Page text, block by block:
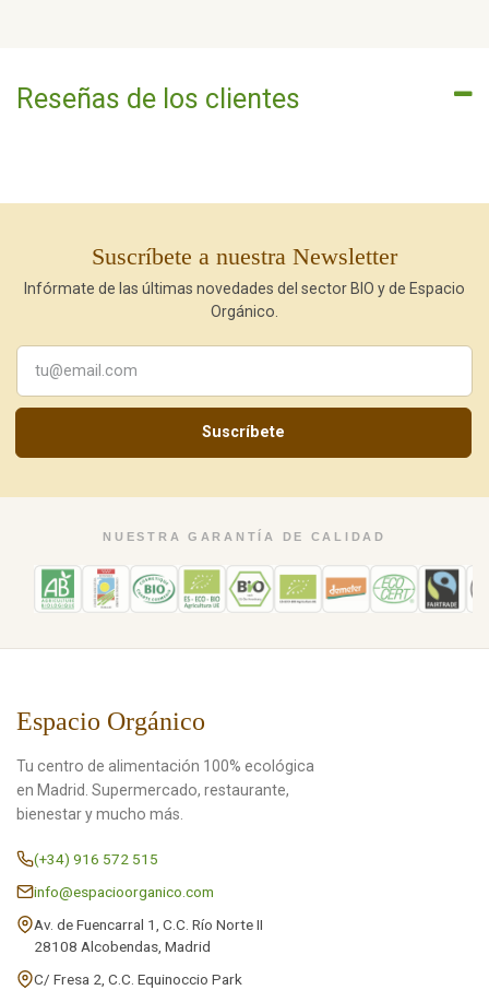
Reseñas de los clientes
Suscríbete a nuestra Newsletter
Infórmate de las últimas novedades del sector BIO y de Espacio
Orgánico.
Suscríbete
NUESTRA GARANTÍA DE CALIDAD
Espacio Orgánico
Tu centro de alimentación 100% ecológica
en Madrid. Supermercado, restaurante,
bienestar y mucho más.
(+34) 916 572 515
info@espacioorganico.com
Av. de Fuencarral 1, C.C. Río Norte II
28108 Alcobendas, Madrid
C/ Fresa 2, C.C. Equinoccio Park